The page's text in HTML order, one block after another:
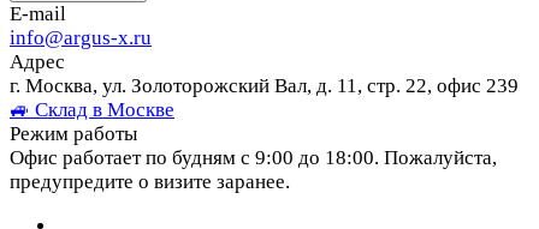
E-mail
info@argus-x.ru
Адрес
г. Москва, ул. Золоторожский Вал, д. 11, стр. 22, офис 239
🚙 Склад в Москве
Режим работы
Офис работает по будням с 9:00 до 18:00. Пожалуйста,
предупредите о визите заранее.